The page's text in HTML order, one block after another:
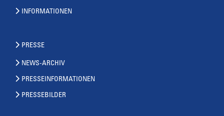
INFORMATIONEN
PRESSE
NEWS-ARCHIV
PRESSEINFORMATIONEN
PRESSEBILDER